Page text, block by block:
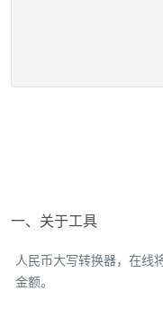
一、关于工具
人民币大写转换器，在线
金额。